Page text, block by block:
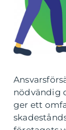
nödvändig
ger ett